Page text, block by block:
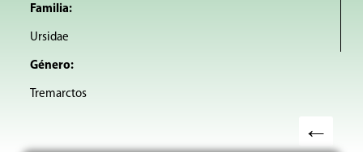
Familia:
Ursidae
Género:
Tremarctos
←